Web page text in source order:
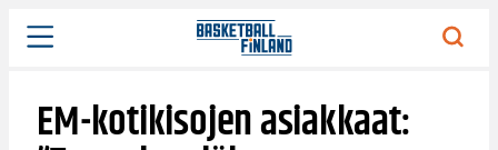
Siirry
sisältöön
EM-kotikisojen asiakkaat: